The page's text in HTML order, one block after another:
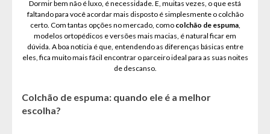
Dormir bem não é luxo, é necessidade. E, muitas vezes, o que está
faltando para você acordar mais disposto é simplesmente o colchão
certo. Com tantas opções no mercado, como colchão de espuma,
modelos ortopédicos e versões mais macias, é natural ficar em
dúvida. A boa notícia é que, entendendo as diferenças básicas entre
eles, fica muito mais fácil encontrar o parceiro ideal para as suas noites
de descanso.
Colchão de espuma: quando ele é a melhor
escolha?